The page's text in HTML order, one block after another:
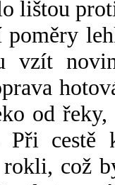
lištou
vzít
od
cestě
což